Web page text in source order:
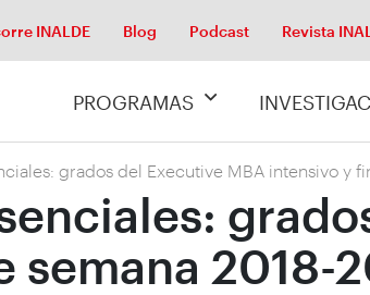
INALDE Blog Podcast Revista
PROGRAMAS
grados del Executive MBA intensivo y
semana 2018-